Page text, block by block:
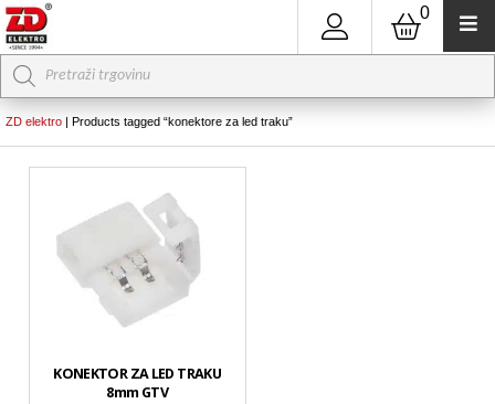
0
Products
search
ZD elektro | Products tagged “konektore za led traku”
KONEKTOR ZA LED TRAKU
8mm GTV